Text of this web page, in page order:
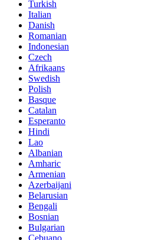
Turkish
Italian
Danish
Romanian
Indonesian
Czech
Afrikaans
Swedish
Polish
Basque
Catalan
Esperanto
Hindi
Lao
Albanian
Amharic
Armenian
Azerbaijani
Belarusian
Bengali
Bosnian
Bulgarian
Cebuano